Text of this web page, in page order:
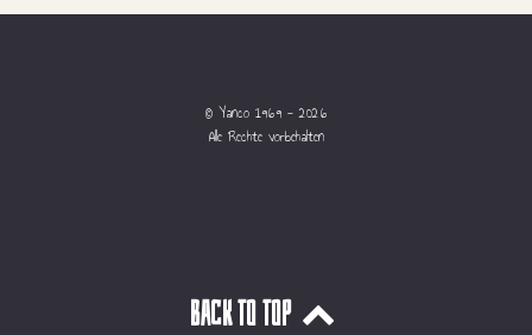
© Yanco 1969 - 2026
Alle Rechte vorbehalten
Back to top